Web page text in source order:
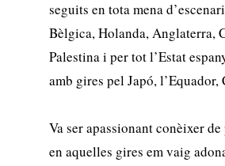
seguits en tota mena
Bèlgica, Holanda, Anglaterra,
Palestina i per tot l’Estat
amb gires pel Japó,
Va ser apassionant conèixer
en aquelles gires em vaig